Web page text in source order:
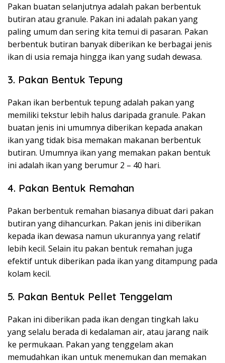
Pakan buatan selanjutnya adalah pakan berbentuk
butiran atau granule. Pakan ini adalah pakan yang
paling umum dan sering kita temui di pasaran. Pakan
berbentuk butiran banyak diberikan ke berbagai jenis
ikan di usia remaja hingga ikan yang sudah dewasa.
3. Pakan Bentuk Tepung
Pakan ikan berbentuk tepung adalah pakan yang
memiliki tekstur lebih halus daripada granule. Pakan
buatan jenis ini umumnya diberikan kepada anakan
ikan yang tidak bisa memakan makanan berbentuk
butiran. Umumnya ikan yang memakan pakan bentuk
ini adalah ikan yang berumur 2 – 40 hari.
4. Pakan Bentuk Remahan
Pakan berbentuk remahan biasanya dibuat dari pakan
butiran yang dihancurkan. Pakan jenis ini diberikan
kepada ikan dewasa namun ukurannya yang relatif
lebih kecil. Selain itu pakan bentuk remahan juga
efektif untuk diberikan pada ikan yang ditampung pada
kolam kecil.
5. Pakan Bentuk Pellet Tenggelam
Pakan ini diberikan pada ikan dengan tingkah laku
yang selalu berada di kedalaman air, atau jarang naik
ke permukaan. Pakan yang tenggelam akan
memudahkan ikan untuk menemukan dan memakan